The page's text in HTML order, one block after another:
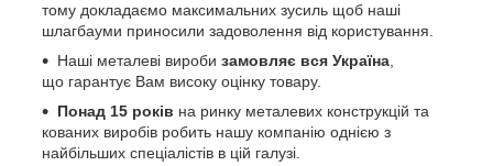
тому докладаємо максимальних зусиль щоб наші
шлагбауми приносили задоволення від користування.
Наші металеві вироби замовляє вся Україна,
що гарантує Вам високу оцінку товару.
Понад 15 років на ринку металевих конструкцій та
кованих виробів робить нашу компанію однією з
найбільших спеціалістів в цій галузі.